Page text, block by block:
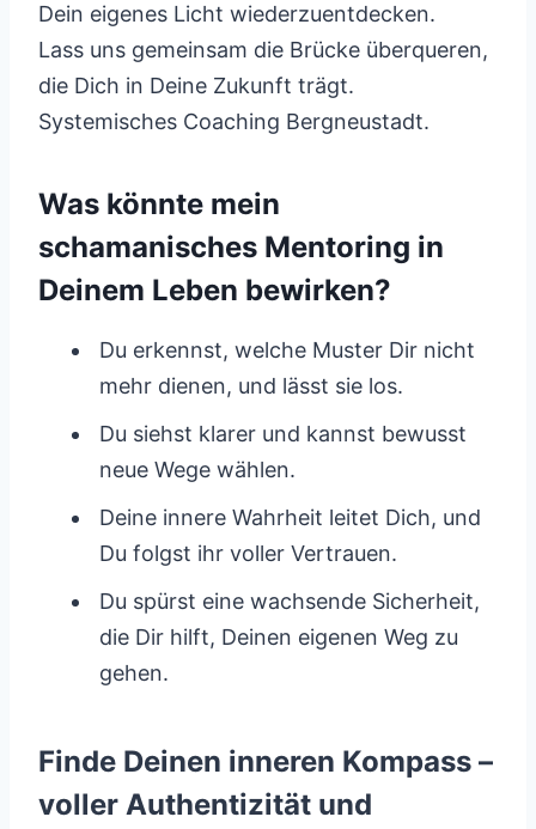
Dein eigenes Licht wiederzuentdecken.
Lass uns gemeinsam die Brücke überqueren,
die Dich in Deine Zukunft trägt.
Systemisches Coaching Bergneustadt.
Was könnte mein
schamanisches Mentoring in
Deinem Leben bewirken?
Du erkennst, welche Muster Dir nicht
mehr dienen, und lässt sie los.
Du siehst klarer und kannst bewusst
neue Wege wählen.
Deine innere Wahrheit leitet Dich, und
Du folgst ihr voller Vertrauen.
Du spürst eine wachsende Sicherheit,
die Dir hilft, Deinen eigenen Weg zu
gehen.
Finde Deinen inneren Kompass –
voller Authentizität und